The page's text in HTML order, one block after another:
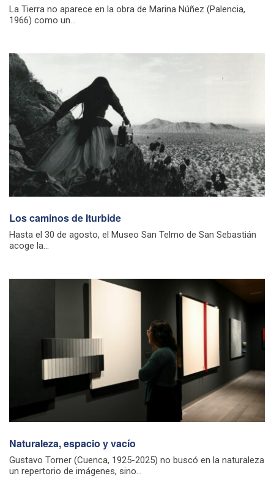
La Tierra no aparece en la obra de Marina Núñez (Palencia,
1966) como un...
Los caminos de Iturbide
Hasta el 30 de agosto, el Museo San Telmo de San Sebastián
acoge la...
Naturaleza, espacio y vacío
Gustavo Torner (Cuenca, 1925-2025) no buscó en la naturaleza
un repertorio de imágenes, sino...